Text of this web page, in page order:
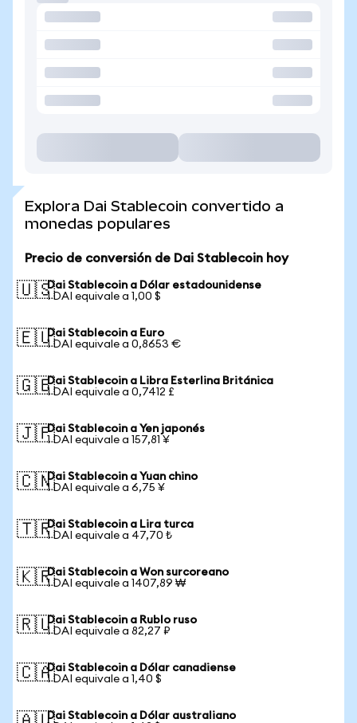
Explora Dai Stablecoin convertido a
monedas populares
Precio de conversión de Dai Stablecoin hoy
🇺🇸Dai Stablecoin a Dólar estadounidense
1 DAI equivale a 1,00 $
🇪🇺Dai Stablecoin a Euro
1 DAI equivale a 0,8653 €
🇬🇧Dai Stablecoin a Libra Esterlina Británica
1 DAI equivale a 0,7412 £
🇯🇵Dai Stablecoin a Yen japonés
1 DAI equivale a 157,81 ¥
🇨🇳Dai Stablecoin a Yuan chino
1 DAI equivale a 6,75 ¥
🇹🇷Dai Stablecoin a Lira turca
1 DAI equivale a 47,70 ₺
🇰🇷Dai Stablecoin a Won surcoreano
1 DAI equivale a 1407,89 ₩
🇷🇺Dai Stablecoin a Rublo ruso
1 DAI equivale a 82,27 ₽
🇨🇦Dai Stablecoin a Dólar canadiense
1 DAI equivale a 1,40 $
Dai Stablecoin a Dólar australiano